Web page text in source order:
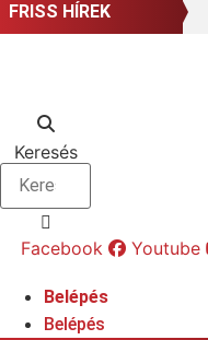
FRISS HÍREK
Keresés
Facebook Youtube
Belépés
Belépés